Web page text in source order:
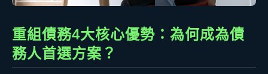
重組債務4大核心優勢：為何成為債
務人首選方案？